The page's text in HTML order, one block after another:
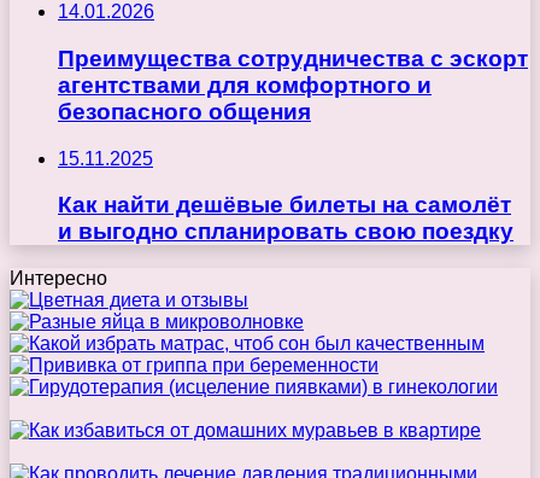
14.01.2026
Преимущества сотрудничества с эскорт
агентствами для комфортного и
безопасного общения
15.11.2025
Как найти дешёвые билеты на самолёт
и выгодно спланировать свою поездку
Интересно